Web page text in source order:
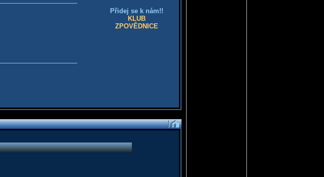
Přidej se k nám!!
KLUB
ZPOVĚDNICE